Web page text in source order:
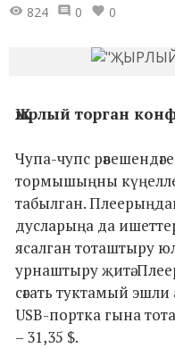
824 0 0
Җырлый торган
Чупа-чупс
тормышыңны
табылган.
дусларыңа да
ясалган тоташтыру
урнаштыру җитә.
сәгать туктамый
USB-портка гына
– 31,35 $.